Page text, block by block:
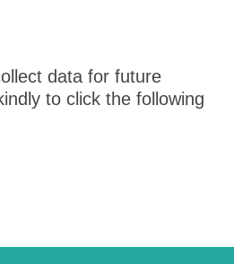
data for future
to click the following